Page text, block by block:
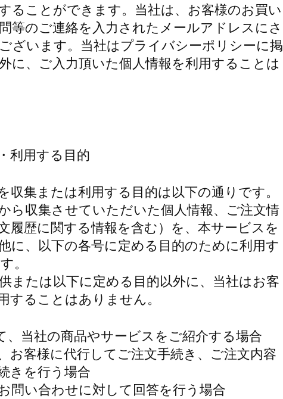
ることができます。当社は、お客様のお買い
等のご連絡を入力されたメールアドレスにさ
ざいます。当社はプライバシーポリシーに掲
に、ご入力頂いた個人情報を利用することは
利用する目的
収集または利用する目的は以下の通りです。
ら収集させていただいた個人情報、ご注文情
履歴に関する情報を含む）を、本サービスを
に、以下の各号に定める目的のために利用す
。
または以下に定める目的以外に、当社はお客
することはありません。
、当社の商品やサービスをご紹介する場合
お客様に代行してご注文手続き、ご注文内容
きを行う場合
問い合わせに対して回答を行う場合